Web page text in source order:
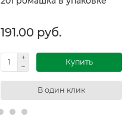
191.00 руб.
Купить
В один клик